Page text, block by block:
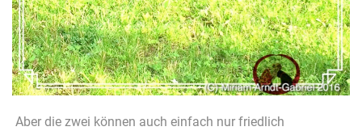
Aber die zwei können auch einfach nur friedlich